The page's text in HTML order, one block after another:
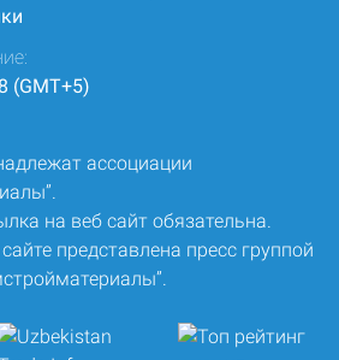
(GMT+5)
ассоциации
на веб сайт обязательна.
представлена пресс группой